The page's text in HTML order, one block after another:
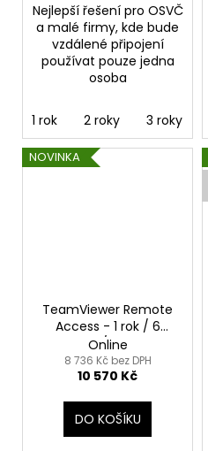
Nejlepší řešení pro OSVČ
a malé firmy, kde bude
vzdálené připojení
používat pouze jedna
osoba
1 rok 2 roky 3 roky
NOVINKA
TeamViewer Remote
Access - 1 rok / 6
zařízení / 1 uživatel
Online
8 736 Kč bez DPH
10 570 Kč
DO KOŠÍKU